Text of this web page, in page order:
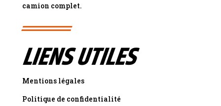
camion complet.
LIENS UTILES
Mentions légales
Politique de confidentialité